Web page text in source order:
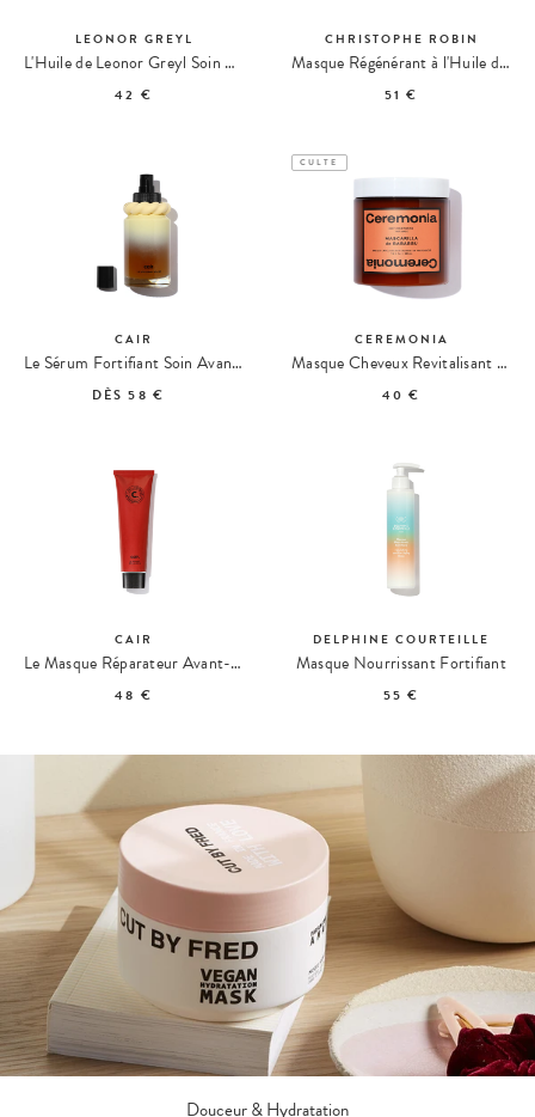
LEONOR GREYL
L'Huile de Leonor Greyl Soin Avant-Shampoing
42 €
CHRISTOPHE ROBIN
Masque Régénérant à l'Huile de Figue de Barbarie
51 €
CAIR
Le Sérum Fortifiant Soin Avant Shampoing
DÈS58 €
CULTE
CEREMONIA
Masque Cheveux Revitalisant Mascarilla de Babassu
40 €
CAIR
Le Masque Réparateur Avant-Shampoing
48 €
Douceur & Hydratation
DELPHINE COURTEILLE
Masque Nourrissant Fortifiant
55 €